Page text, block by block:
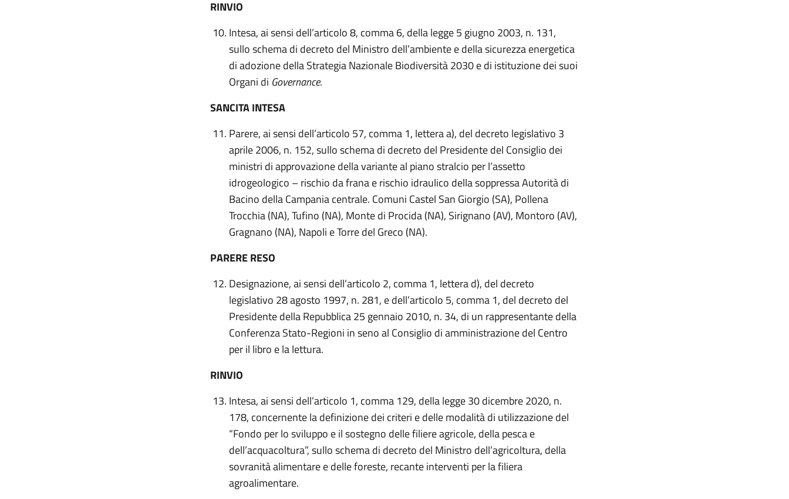
RINVIO
Intesa, ai sensi dell’articolo 8, comma 6, della legge 5 giugno 2003, n. 131,
sullo schema di decreto del Ministro dell’ambiente e della sicurezza energetica
di adozione della Strategia Nazionale Biodiversità 2030 e di istituzione dei suoi
Organi di Governance.
SANCITA INTESA
Parere, ai sensi dell’articolo 57, comma 1, lettera a), del decreto legislativo 3
aprile 2006, n. 152, sullo schema di decreto del Presidente del Consiglio dei
ministri di approvazione della variante al piano stralcio per l’assetto
idrogeologico – rischio da frana e rischio idraulico della soppressa Autorità di
Bacino della Campania centrale. Comuni Castel San Giorgio (SA), Pollena
Trocchia (NA), Tufino (NA), Monte di Procida (NA), Sirignano (AV), Montoro (AV),
Gragnano (NA), Napoli e Torre del Greco (NA).
PARERE RESO
Designazione, ai sensi dell’articolo 2, comma 1, lettera d), del decreto
legislativo 28 agosto 1997, n. 281, e dell’articolo 5, comma 1, del decreto del
Presidente della Repubblica 25 gennaio 2010, n. 34, di un rappresentante della
Conferenza Stato-Regioni in seno al Consiglio di amministrazione del Centro
per il libro e la lettura.
RINVIO
Intesa, ai sensi dell’articolo 1, comma 129, della legge 30 dicembre 2020, n.
178, concernente la definizione dei criteri e delle modalità di utilizzazione del
“Fondo per lo sviluppo e il sostegno delle filiere agricole, della pesca e
dell’acquacoltura”, sullo schema di decreto del Ministro dell’agricoltura, della
sovranità alimentare e delle foreste, recante interventi per la filiera
agroalimentare.